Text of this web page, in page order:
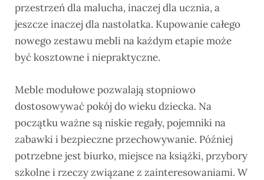
przestrzeń dla malucha, inaczej dla ucznia, a
jeszcze inaczej dla nastolatka. Kupowanie całego
nowego zestawu mebli na każdym etapie może
być kosztowne i niepraktyczne.
Meble modułowe pozwalają stopniowo
dostosowywać pokój do wieku dziecka. Na
początku ważne są niskie regały, pojemniki na
zabawki i bezpieczne przechowywanie. Później
potrzebne jest biurko, miejsce na książki, przybory
szkolne i rzeczy związane z zainteresowaniami. W